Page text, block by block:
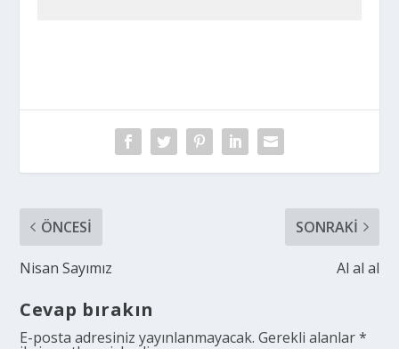
ÖNCESI
Nisan Sayımız
SONRAKI
Al al al
Cevap bırakın
E-posta adresiniz yayınlanmayacak. Gerekli alanlar*